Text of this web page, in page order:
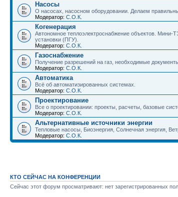
Насосы
О насосах, насосном оборудовании. Делаем
Модератор: С.О.К.
Когенерация
Автономное теплоэлектроснабжение объектов.
установки (ПГУ).
Модератор: С.О.К.
Газоснабжение
Получение разрешений на газ, необходимые
Модератор: С.О.К.
Автоматика
Всё об автоматизированных системах.
Модератор: С.О.К.
Проектирование
Все о проектировании: проекты, расчеты, базовые
Модератор: С.О.К.
Альтернативные источники энергии
Тепловые насосы, Биоэнергия, Солнечная энергия,
Модератор: С.О.К.
КТО СЕЙЧАС НА КОНФЕРЕНЦИИ
Сейчас этот форум просматривают: нет зарегистрированных